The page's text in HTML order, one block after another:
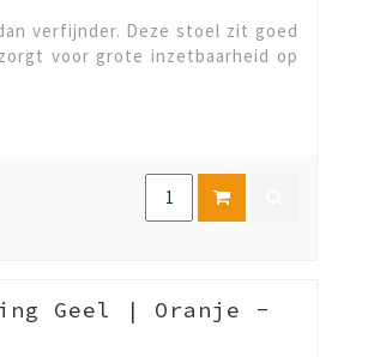
verfijnder. Deze stoel zit goed
voor grote inzetbaarheid op
Geel | Oranje -